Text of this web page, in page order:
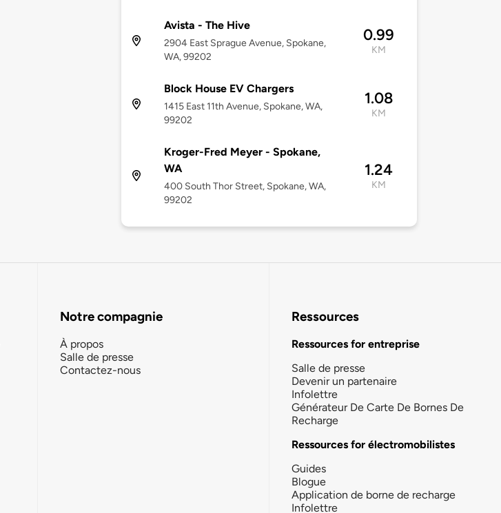
Avista - The Hive
2904 East Sprague Avenue, Spokane,
WA, 99202
0.99
KM
Block House EV Chargers
1415 East 11th Avenue, Spokane, WA,
99202
1.08
KM
Kroger-Fred Meyer - Spokane,
WA
400 South Thor Street, Spokane, WA,
99202
1.24
KM
Notre compagnie
À propos
Salle de presse
Contactez-nous
Ressources
Ressources for entreprise
Salle de presse
Devenir un partenaire
Infolettre
Générateur De Carte De Bornes De
Recharge
Ressources for électromobilistes
Guides
Blogue
Application de borne de recharge
Infolettre